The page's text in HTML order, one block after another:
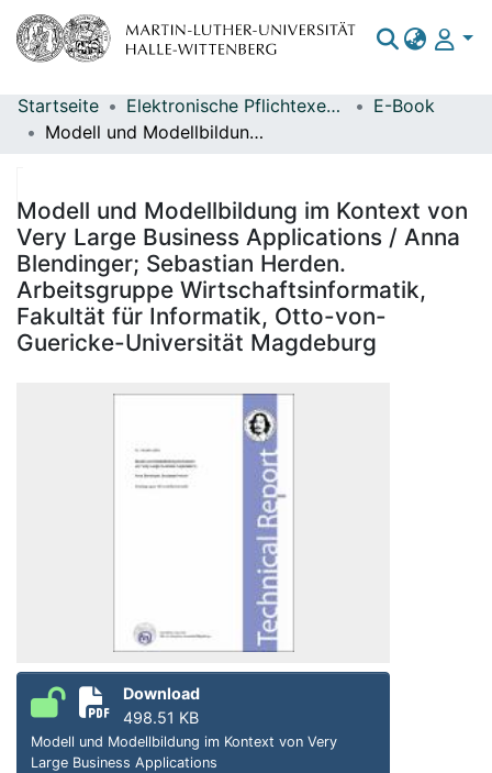
Bereiche & Sammlungen
Statistiken
Startseite Elektronische Pflichtexemplare
E-Book
Modell und Modellbildung im Kontext von Very Large Business Applications / Anna Blendinger; Sebastian Herden. Arbeitsgruppe Wirtschaftsinformatik, Fakultät für Informatik, Otto-von-Guericke-Universität Magdeburg
Modell und Modellbildung im Kontext von
Very Large Business Applications / Anna
Blendinger; Sebastian Herden.
Arbeitsgruppe Wirtschaftsinformatik,
Fakultät für Informatik, Otto-von-
Guericke-Universität Magdeburg
Download
498.51 KB
Modell und Modellbildung im Kontext von Very
Large Business Applications